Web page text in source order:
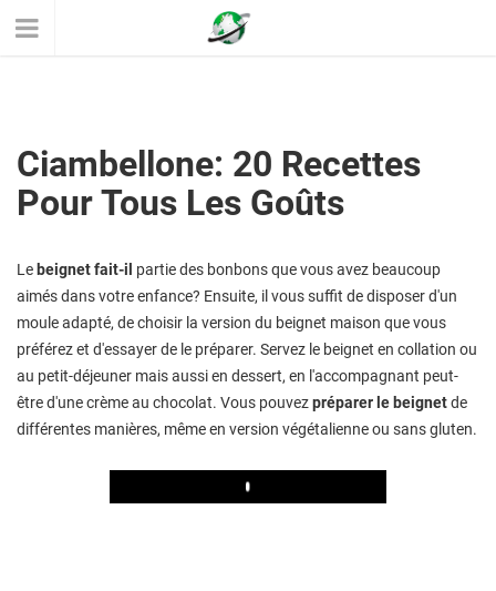
Ciambellone: ​​20 Recettes
Pour Tous Les Goûts
Le beignet fait-il partie des bonbons que vous avez beaucoup
aimés dans votre enfance? Ensuite, il vous suffit de disposer d'un
moule adapté, de choisir la version du beignet maison que vous
préférez et d'essayer de le préparer. Servez le beignet en collation ou
au petit-déjeuner mais aussi en dessert, en l'accompagnant peut-
être d'une crème au chocolat. Vous pouvezpréparer le beignetde
différentes manières, même en version végétalienne ou sans gluten.
Play